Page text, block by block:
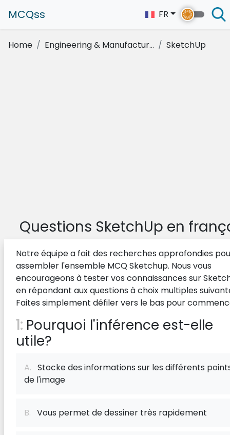
MCQss FR
Home Engineering & Manufactur... SketchUp
Questions SketchUp en
Notre équipe a fait des recherches approfondies
assembler l'ensemble MCQ Sketchup. Nous vous
encourageons à tester vos connaissances sur
en répondant aux questions à choix multiples
Faites simplement défiler vers le bas pour
1: Pourquoi l'inférence est-elle
utile?
A. Stocke des informations sur les différents
de l'image
B. Vous permet de dessiner très rapidement